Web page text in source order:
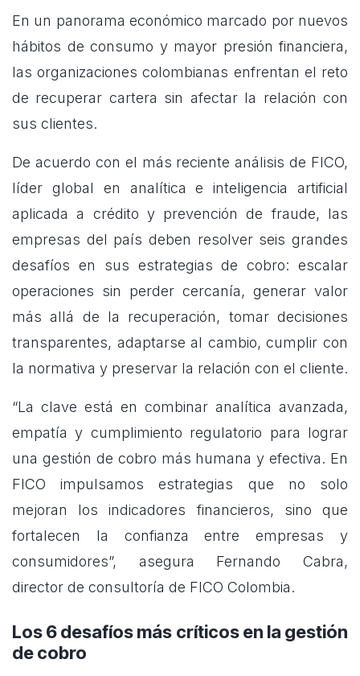
En un panorama económico marcado por nuevos
hábitos de consumo y mayor presión financiera,
las organizaciones colombianas enfrentan el reto
de recuperar cartera sin afectar la relación con
sus clientes.
De acuerdo con el más reciente análisis de FICO,
líder global en analítica e inteligencia artificial
aplicada a crédito y prevención de fraude, las
empresas del país deben resolver seis grandes
desafíos en sus estrategias de cobro: escalar
operaciones sin perder cercanía, generar valor
más allá de la recuperación, tomar decisiones
transparentes, adaptarse al cambio, cumplir con
la normativa y preservar la relación con el cliente.
“La clave está en combinar analítica avanzada,
empatía y cumplimiento regulatorio para lograr
una gestión de cobro más humana y efectiva. En
FICO impulsamos estrategias que no solo
mejoran los indicadores financieros, sino que
fortalecen la confianza entre empresas y
consumidores”, asegura Fernando Cabra,
director de consultoría de FICO Colombia.
Los 6 desafíos más críticos en la gestión
de cobro